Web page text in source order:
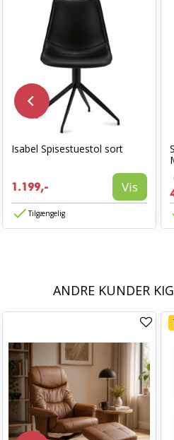
Isabel Spisestuestol sort
1.199,- Vis
Tilgængelig
ANDRE KUNDER